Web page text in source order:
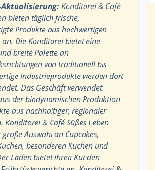
Aktualisierung:Konditorei & Café
bieten täglich frische,
Produkte aus hochwertigen
an. Die Konditorei bietet eine
breite Palette an
von traditionell bis
Industrieprodukte werden dort
Das Geschäft verwendet
der biodynamischen Produktion
aus nachhaltiger, regionaler
Konditorei & Café Süßes Leben
Auswahl an Cupcakes,
besonderen Kuchen und
Laden bietet ihren Kunden